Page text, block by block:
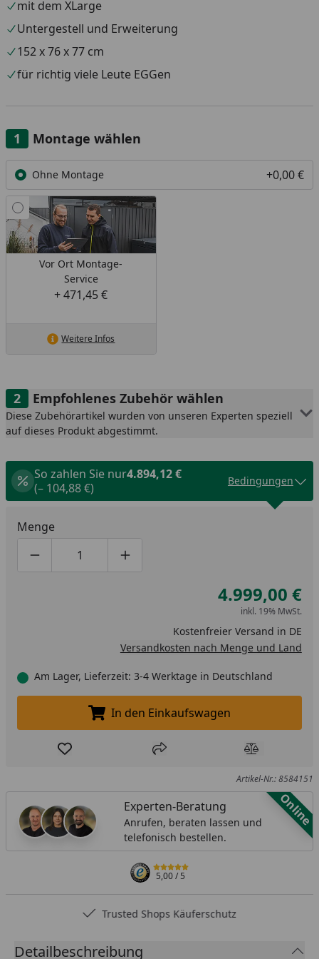
mit dem XLarge
Untergestell und Erweiterung
152 x 76 x 77 cm
für richtig viele Leute EGGen
Montage wählen
Ohne Montage +0,00 €
Vor Ort Montage-
Service
+ 471,45 €
Weitere Infos
Empfohlenes Zubehör wählen
Diese Zubehörartikel wurden von unseren Experten speziell
auf dieses Produkt abgestimmt.
So zahlen Sie nur4.894,12 €
(– 104,88 €)
Bedingungen
Menge
Produktmenge um eins verringern
Produktmenge manuell eingeben
Produktmenge um eins erhöhen
4.999,00 €
inkl. 19% MwSt.
Kostenfreier Versand in DE
Versandkosten nach Menge und Land
Am Lager, Lieferzeit: 3-4 Werktage in Deutschland
In den Einkaufswagen legen
In den Einkaufswagen
Produkt zur Wunschliste hinzufügen
Teilen Produkt
Artikel-Nr.: 8584151
Online
Experten-Beratung
Anrufen, beraten lassen und
telefonisch bestellen.
5,00/ 5
Trusted Shops Käuferschutz
Detailbeschreibung